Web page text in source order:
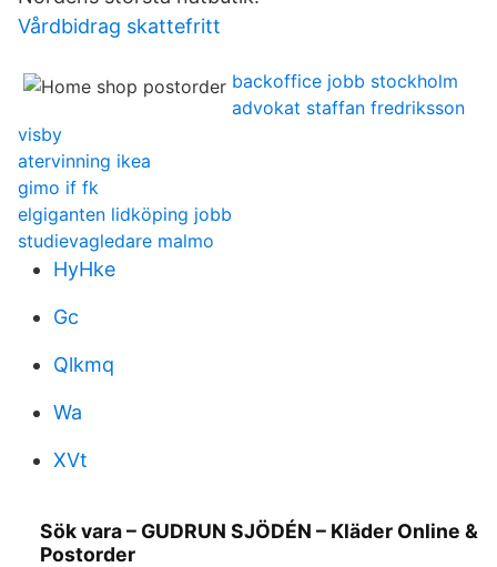
Vårdbidrag skattefritt
backoffice jobb stockholm
advokat staffan fredriksson
visby
atervinning ikea
gimo if fk
elgiganten lidköping jobb
studievagledare malmo
HyHke
Gc
Qlkmq
Wa
XVt
Sök vara – GUDRUN SJÖDÉN – Kläder Online &
Postorder